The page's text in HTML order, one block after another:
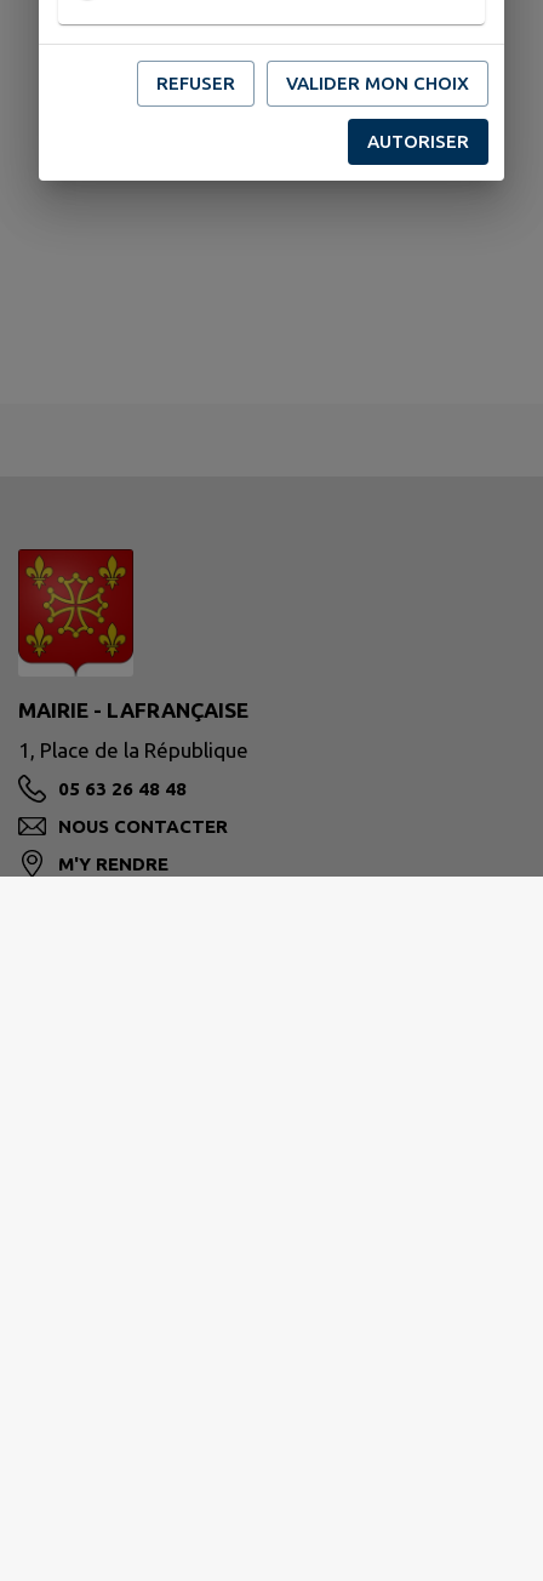
MAIRIE - LAFRANÇAISE
1, Place de la République
05 63 26 48 48
NOUS CONTACTER
M'Y RENDRE
REFUSER VALIDER MON CHOIX
AUTORISER